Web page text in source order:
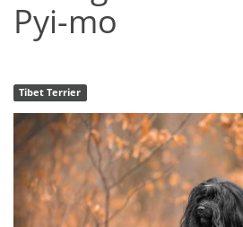
Pyi-mo
Tibet Terrier